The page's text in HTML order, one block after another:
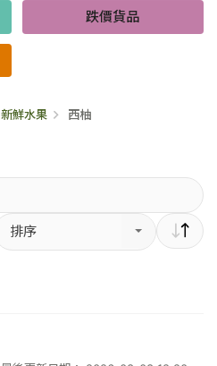
跌價貨品
新鮮水果 西柚
排序